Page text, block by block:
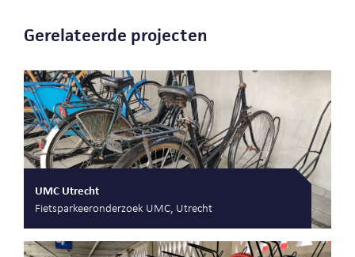
Gerelateerde projecten
UMC Utrecht
Fietsparkeeronderzoek UMC, Utrecht